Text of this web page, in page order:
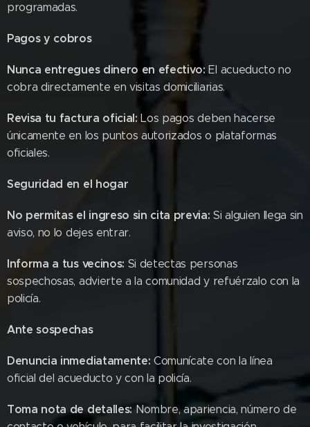
programadas.
Pagos y cobros
Nunca entregues dinero en efectivo:El acueducto no
cobra directamente en visitas domiciliarias.
Revisa tu factura oficial: Los pagos deben hacerse
únicamente en los puntos autorizados o plataformas
oficiales.
Seguridad en el hogar
No permitas el ingreso sin cita previa:Si alguien llega sin
aviso, no lo dejes entrar.
Informa a tus vecinos: Si detectas personas
sospechosas, advierte a la comunidad y refuérzalo con la
policía.
Ante sospechas
Denuncia inmediatamente: Comunícate con la línea
oficial del acueducto y con la policía.
Toma nota de detalles:Nombre, apariencia, número de